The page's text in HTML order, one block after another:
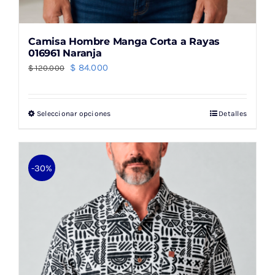
Camisa Hombre Manga Corta a Rayas
016961 Naranja
$120.000
El
era:
$ 84.000
es:
Seleccionar opcionesEste
tiene
múltiples
variantes.
Las
opciones
se
pueden
elegir
Detalles
-30%